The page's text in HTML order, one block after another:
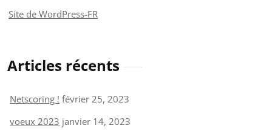
Site de WordPress-FR
Articles récents
Netscoring ! février 25, 2023
voeux 2023 janvier 14, 2023